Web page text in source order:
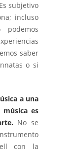
subjetivo
incluso
saber
o si
a una
música es
No se
con la